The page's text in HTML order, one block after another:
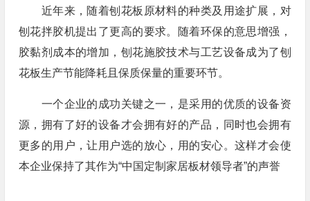
近年来，随着刨花板原材料的种类及用途扩展，对
刨花拌胶机提出了更高的要求。随着环保的意思增强，
胶黏剂成本的增加，刨花施胶技术与工艺设备成为了刨
花板生产节能降耗且保质保量的重要环节。
一个企业的成功关键之一，是采用的优质的设备资
源，拥有了好的设备才会拥有好的产品，同时也会拥有
更多的用户，让用户选的放心，用的安心。这样才会使
本企业保持了其作为“中国定制家居板材领导者”的声誉